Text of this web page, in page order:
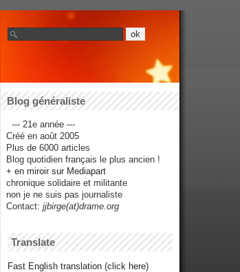
Blog généraliste
--- 21e année ---
Créé en août 2005
Plus de 6000 articles
Blog quotidien français le plus ancien !
+ en miroir sur Mediapart
chronique solidaire et militante
non je ne suis pas journaliste
Contact: jjbirge(at)drame.org
Translate
Fast English translation (click here)